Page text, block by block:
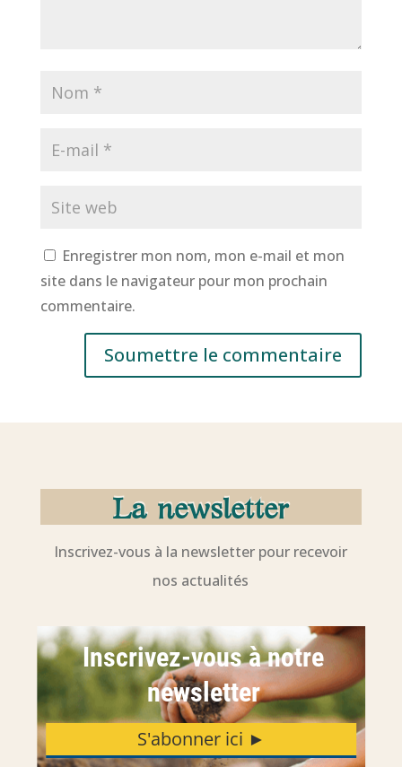
Enregistrer mon nom, mon e-mail et mon
site dans le navigateur pour mon prochain
commentaire.
Soumettre le commentaire
La newsletter
Inscrivez-vous à la newsletter pour recevoir
nos actualités